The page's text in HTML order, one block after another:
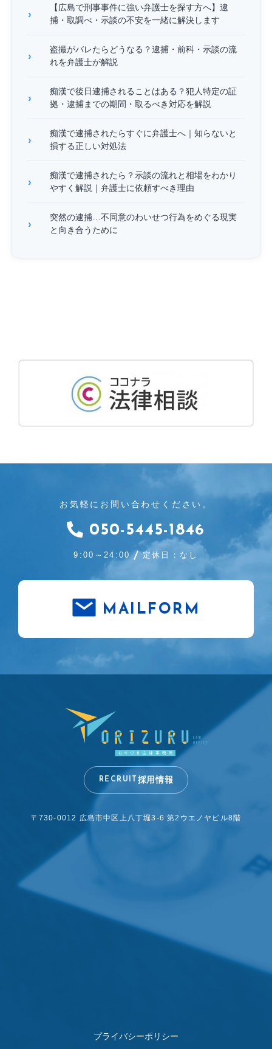
【広島で刑事事件に強い弁護士を探す方へ】逮
捕・取調べ・示談の不安を一緒に解決します
盗撮がバレたらどうなる？逮捕・前科・示談の流
れを弁護士が解説
痴漢で後日逮捕されることはある？犯人特定の証
拠・逮捕までの期間・取るべき対応を解説
痴漢で逮捕されたらすぐに弁護士へ｜知らないと
損する正しい対処法
痴漢で逮捕されたら？示談の流れと相場をわかり
やすく解説｜弁護士に依頼すべき理由
突然の逮捕…不同意のわいせつ行為をめぐる現実
と向き合うために
MAILFORM
お気軽にお問い合わせください。
050-5445-1846
9:00～24:00 定休日：なし
RECRUIT 採用情報
〒730-0012 広島市中区上八丁堀3-6第2ウエノヤビル8階
プライバシーポリシー